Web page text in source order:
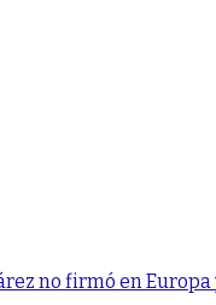
no firmó en